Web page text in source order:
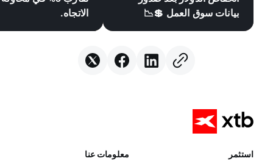
بيانات سوق العمل 💲📉
الاتجاه.
استثمر معلومات عنا